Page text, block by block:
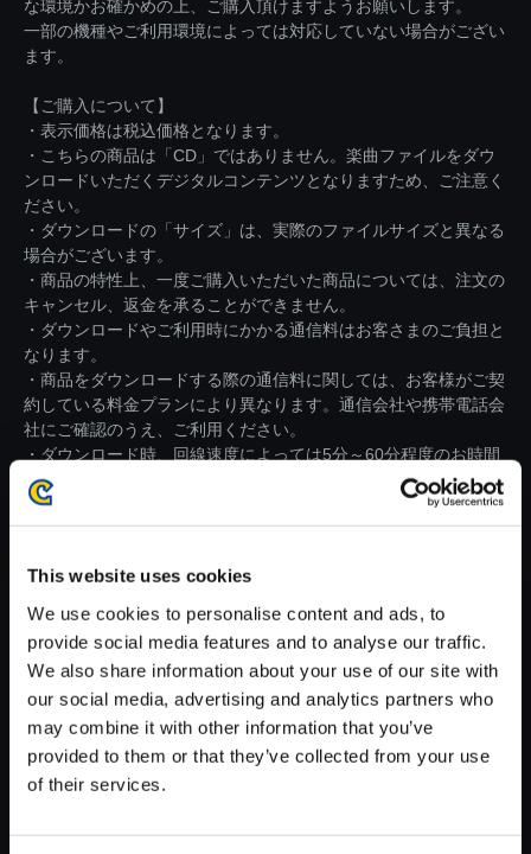
This website uses cookies
We use cookies to personalise content and ads, to
provide social media features and to analyse our traffic.
We also share information about your use of our site with
our social media, advertising and analytics partners who
may combine it with other information that you’ve
provided to them or that they’ve collected from your use
of their services.
な環境かお確かめの上、ご購入頂けますようお願いします。
一部の機種やご利用環境によっては対応していない場合がござい
ます。
【ご購入について】
・表示価格は税込価格となります。
・こちらの商品は「CD」ではありません。楽曲ファイルをダウ
ンロードいただくデジタルコンテンツとなりますため、ご注意く
ださい。
・ダウンロードの「サイズ」は、実際のファイルサイズと異なる
場合がございます。
・商品の特性上、一度ご購入いただいた商品については、注文の
キャンセル、返金を承ることができません。
・ダウンロードやご利用時にかかる通信料はお客さまのご負担と
なります。
・商品をダウンロードする際の通信料に関しては、お客様がご契
約している料金プランにより異なります。通信会社や携帯電話会
社にご確認のうえ、ご利用ください。
・ダウンロード時、回線速度によっては5分～60分程度のお時間
がかかる場合がございます。
※ご購入いただいたファイルのダウンロードの際には、通信環境
が安定しているWifi環境でお試しください。
【単曲】バイオハザード リベレ
ーションズ2 オフィシャル・サ
ウンドトラック Neil 1